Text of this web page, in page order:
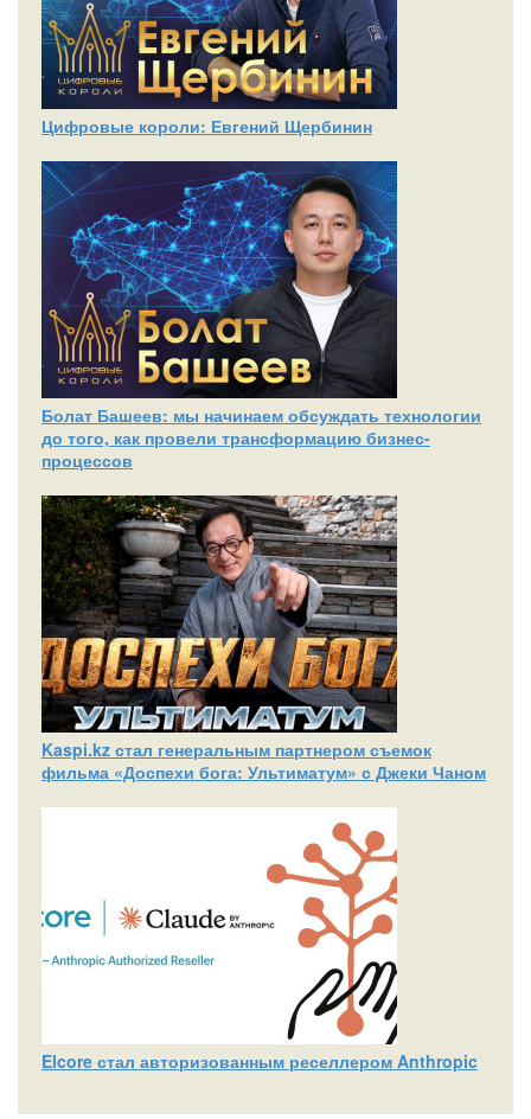
Цифровые короли: Евгений Щербинин
Болат Башеев: мы начинаем обсуждать технологии
до того, как провели трансформацию бизнес-
процессов
Kaspi.kz стал генеральным партнером съемок
фильма «Доспехи бога: Ультиматум» с Джеки Чаном
Elcore стал авторизованным реселлером Anthropic